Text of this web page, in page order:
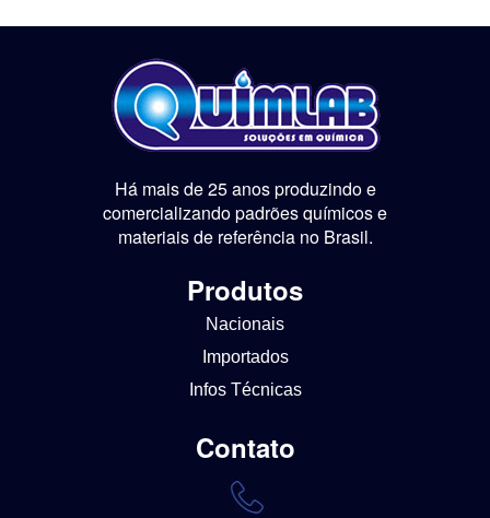
Há mais de 25 anos produzindo e
comercializando padrões químicos e
materiais de referência no Brasil.
Produtos
Nacionais
Importados
Infos Técnicas
Contato